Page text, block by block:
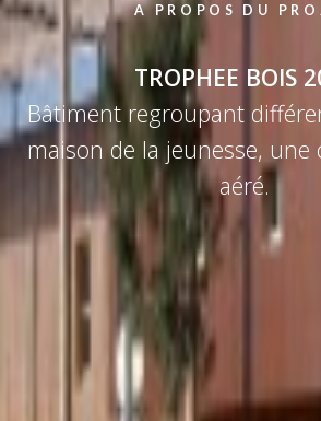
A PROPOS DU
TROPHEE BOIS
Bâtiment regroupant
maison de la jeunesse, une
aéré.